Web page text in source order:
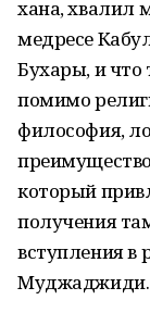
хана, хвалил
медресе
Бухары, и что
помимо
философия,
который
получения
вступления в
Муджаджиди.